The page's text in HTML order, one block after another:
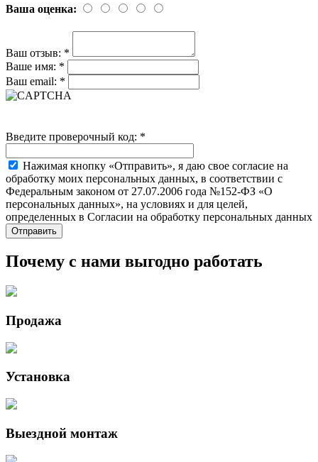
Ваша оценка:
Ваш отзыв: *
Ваше имя: *
Ваш email: *
Введите проверочный код: *
Нажимая кнопку «Отправить», я даю свое согласие на
обработку моих персональных данных, в соответствии с
Федеральным законом от 27.07.2006 года №152-ФЗ «О
персональных данных», на условиях и для целей,
определенных в Согласии на обработку персональных данных
Почему с нами выгодно работать
Продажа
Установка
Выездной монтаж